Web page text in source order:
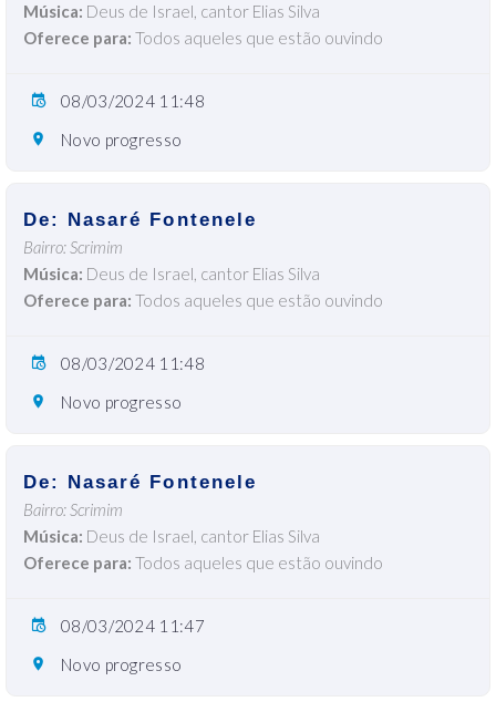
Música: Deus de Israel, cantor Elias Silva
Oferece para: Todos aqueles que estão ouvindo
08/03/2024 11:48
Novo progresso
De: Nasaré Fontenele
Bairro: Scrimim
Música: Deus de Israel, cantor Elias Silva
Oferece para: Todos aqueles que estão ouvindo
08/03/2024 11:48
Novo progresso
De: Nasaré Fontenele
Bairro: Scrimim
Música: Deus de Israel, cantor Elias Silva
Oferece para: Todos aqueles que estão ouvindo
08/03/2024 11:47
Novo progresso